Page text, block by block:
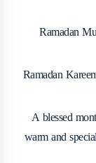
Ramadan
Ramadan
A blessed
warm and